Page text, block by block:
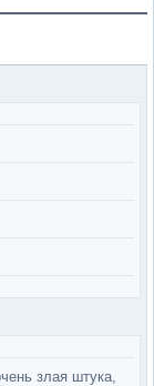
злая штука,